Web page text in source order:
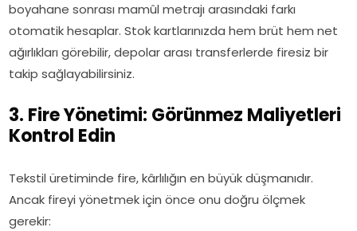
boyahane sonrası mamûl metrajı arasındaki farkı
otomatik hesaplar. Stok kartlarınızda hem brüt hem net
ağırlıkları görebilir, depolar arası transferlerde firesiz bir
takip sağlayabilirsiniz.
3. Fire Yönetimi: Görünmez Maliyetleri
Kontrol Edin
Tekstil üretiminde fire, kârlılığın en büyük düşmanıdır.
Ancak fireyi yönetmek için önce onu doğru ölçmek
gerekir: